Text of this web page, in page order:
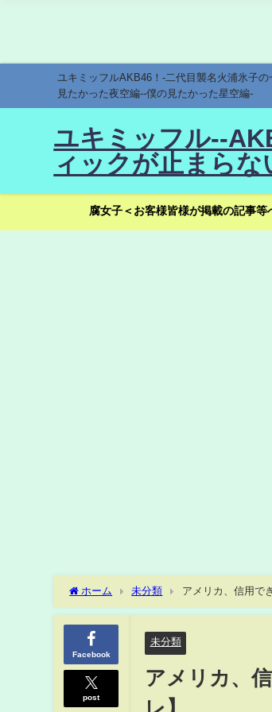
ユキミッフルAKB46！-二代目襲名火浦氷子
見たかった夜空編--僕の見たかった星空編-
ユキミッフル--
ィックが止まら
腐女子＜お客様皆様が掲載の記事
ホーム 未分類 アメリカ、信用で
Facebook
post
未分類
アメリカ、
レ】